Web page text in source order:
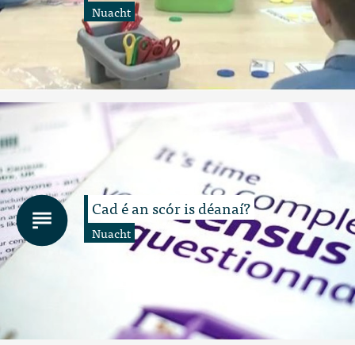
Nuacht
Cad é an scór is déanaí?
Nuacht